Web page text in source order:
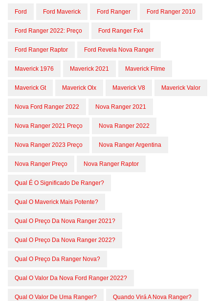
Ford Ford Maverick Ford Ranger Ford Ranger 2010
Ford Ranger 2022: Preço Ford Ranger Fx4
Ford Ranger Raptor Ford Revela Nova Ranger
Maverick 1976 Maverick 2021 Maverick Filme
Maverick Gt Maverick Olx Maverick V8 Maverick Valor
Nova Ford Ranger 2022 Nova Ranger 2021
Nova Ranger 2021 Preço Nova Ranger 2022
Nova Ranger 2023 Preço Nova Ranger Argentina
Nova Ranger Preço Nova Ranger Raptor
Qual É O Significado De Ranger?
Qual O Maverick Mais Potente?
Qual O Preço Da Nova Ranger 2021?
Qual O Preço Da Nova Ranger 2022?
Qual O Preço Da Ranger Nova?
Qual O Valor Da Nova Ford Ranger 2022?
Qual O Valor De Uma Ranger? Quando Virá A Nova Ranger?